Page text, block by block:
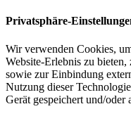
Privatsphäre-
Wir verwenden Cookies,
Website-Erlebnis zu
sowie zur Einbindung
Nutzung dieser
Gerät gespeichert und/oder